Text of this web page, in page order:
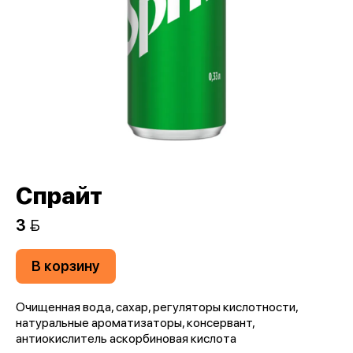
Спрайт
3 
В корзину
Очищенная вода, сахар, регуляторы кислотности,
натуральные ароматизаторы, консервант,
антиокислитель аскорбиновая кислота